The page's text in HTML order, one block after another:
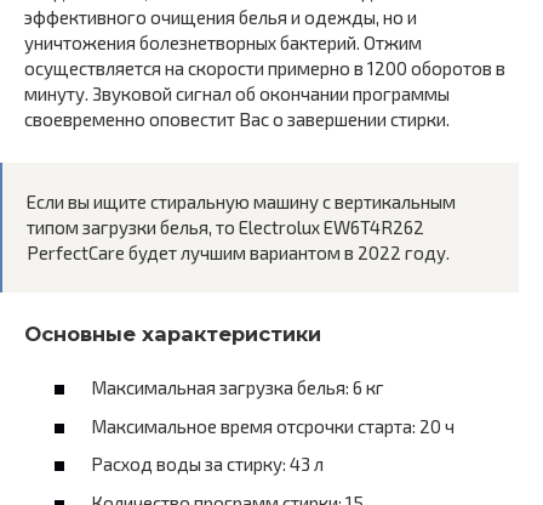
эффективного очищения белья и одежды, но и
уничтожения болезнетворных бактерий. Отжим
осуществляется на скорости примерно в 1200 оборотов в
минуту. Звуковой сигнал об окончании программы
своевременно оповестит Вас о завершении стирки.
Если вы ищите стиральную машину с вертикальным
типом загрузки белья, то Electrolux EW6T4R262
PerfectCare будет лучшим вариантом в 2022 году.
Основные характеристики
Максимальная загрузка белья: 6 кг
Максимальное время отсрочки старта: 20 ч
Расход воды за стирку: 43 л